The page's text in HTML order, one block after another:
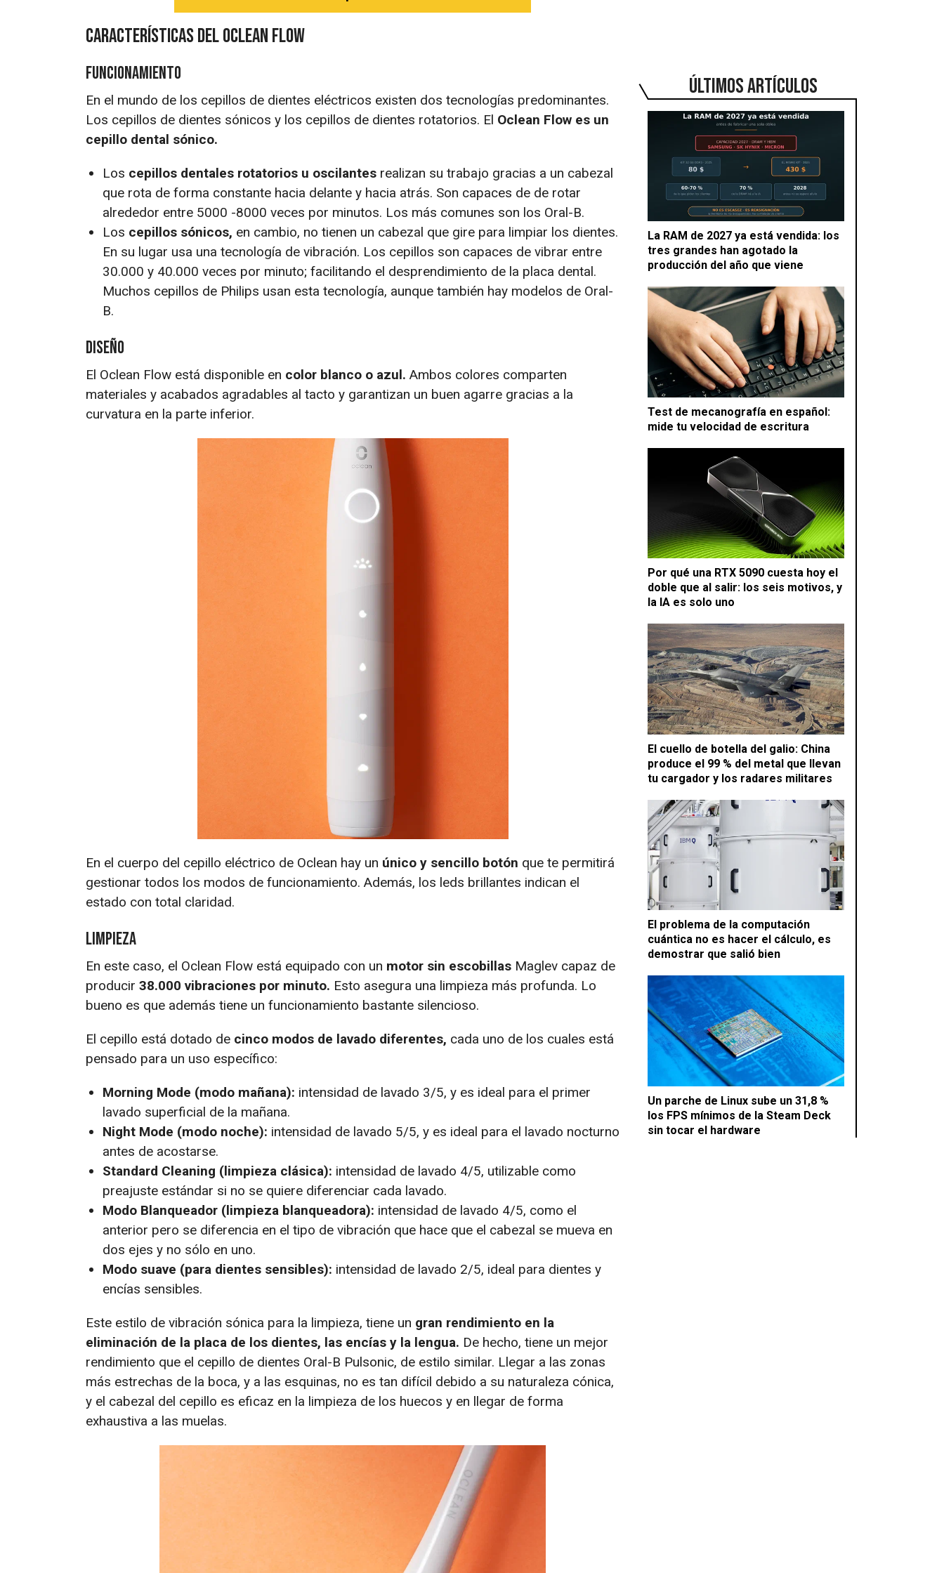
ÚLTIMOS ARTÍCULOS
La RAM de 2027 ya está vendida: los
tres grandes han agotado la
producción del año que viene
Test de mecanografía en español:
mide tu velocidad de escritura
Por qué una RTX 5090 cuesta hoy el
doble que al salir: los seis motivos, y
la IA es solo uno
El cuello de botella del galio: China
produce el 99 % del metal que llevan
tu cargador y los radares militares
El problema de la computación
cuántica no es hacer el cálculo, es
demostrar que salió bien
Un parche de Linux sube un 31,8 %
los FPS mínimos de la Steam Deck
sin tocar el hardware
Características del Oclean Flow
Funcionamiento
En el mundo de los cepillos de dientes eléctricos existen dos tecnologías predominantes.
Los cepillos de dientes sónicos y los cepillos de dientes rotatorios. El Oclean Flow es un
cepillo dental sónico.
Los cepillos dentales rotatorios u oscilantesrealizan su trabajo gracias a un cabezal
que rota de forma constante hacia delante y hacia atrás. Son capaces de de rotar
alrededor entre 5000 -8000 veces por minutos. Los más comunes son los Oral-B.
Los cepillos sónicos, en cambio, no tienen un cabezal que gire para limpiar los dientes.
En su lugar usa una tecnología de vibración. Los cepillos son capaces de vibrar entre
30.000 y 40.000 veces por minuto; facilitando el desprendimiento de la placa dental.
Muchos cepillos de Philips usan esta tecnología, aunque también hay modelos de Oral-
B.
Diseño
El Oclean Flow está disponible en color blanco o azul. Ambos colores comparten
materiales y acabados agradables al tacto y garantizan un buen agarre gracias a la
curvatura en la parte inferior.
En el cuerpo del cepillo eléctrico de Oclean hay un único y sencillo botón que te permitirá
gestionar todos los modos de funcionamiento. Además, los leds brillantes indican el
estado con total claridad.
Limpieza
En este caso, el Oclean Flow está equipado con un motor sin escobillas Maglev capaz de
producir 38.000 vibraciones por minuto. Esto asegura una limpieza más profunda. Lo
bueno es que además tiene un funcionamiento bastante silencioso.
El cepillo está dotado de cinco modos de lavado diferentes, cada uno de los cuales está
pensado para un uso específico:
Morning Mode (modo mañana): intensidad de lavado 3/5, y es ideal para el primer
lavado superficial de la mañana.
Night Mode (modo noche): intensidad de lavado 5/5, y es ideal para el lavado nocturno
antes de acostarse.
Standard Cleaning (limpieza clásica): intensidad de lavado 4/5, utilizable como
preajuste estándar si no se quiere diferenciar cada lavado.
Modo Blanqueador (limpieza blanqueadora): intensidad de lavado 4/5, como el
anterior pero se diferencia en el tipo de vibración que hace que el cabezal se mueva en
dos ejes y no sólo en uno.
Modo suave (para dientes sensibles): intensidad de lavado 2/5, ideal para dientes y
encías sensibles.
Este estilo de vibración sónica para la limpieza, tiene un gran rendimiento en la
eliminación de la placa de los dientes, las encías y la lengua. De hecho, tiene un mejor
rendimiento que el cepillo de dientes Oral-B Pulsonic, de estilo similar. Llegar a las zonas
más estrechas de la boca, y a las esquinas, no es tan difícil debido a su naturaleza cónica,
y el cabezal del cepillo es eficaz en la limpieza de los huecos y en llegar de forma
exhaustiva a las muelas.